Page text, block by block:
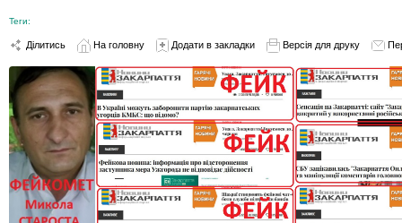
Теги:
Ділитись На головну Додати в закладки Версія для друку